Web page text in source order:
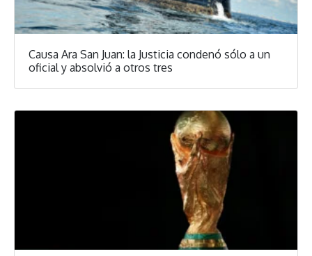
Causa Ara San Juan: la Justicia condenó sólo a un
oficial y absolvió a otros tres